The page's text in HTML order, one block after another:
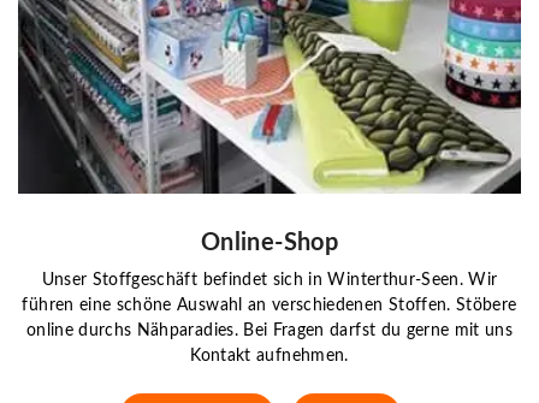
Online-Shop
Unser Stoffgeschäft befindet sich in Winterthur-Seen. Wir
führen eine schöne Auswahl an verschiedenen Stoffen. Stöbere
online durchs Nähparadies. Bei Fragen darfst du gerne mit uns
Kontakt aufnehmen.